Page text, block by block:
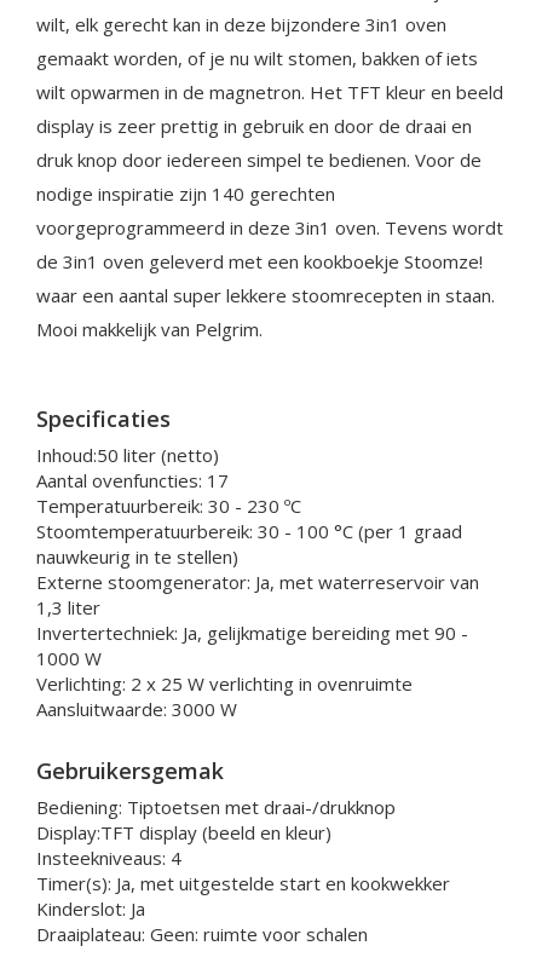
wilt, elk gerecht kan in deze bijzondere 3in1 oven
gemaakt worden, of je nu wilt stomen, bakken of iets
wilt opwarmen in de magnetron. Het TFT kleur en beeld
display is zeer prettig in gebruik en door de draai en
druk knop door iedereen simpel te bedienen. Voor de
nodige inspiratie zijn 140 gerechten
voorgeprogrammeerd in deze 3in1 oven. Tevens wordt
de 3in1 oven geleverd met een kookboekje Stoomze!
waar een aantal super lekkere stoomrecepten in staan.
Mooi makkelijk van Pelgrim.
Specificaties
Inhoud:50 liter (netto)
Aantal ovenfuncties: 17
Temperatuurbereik: 30 - 230 ºC
Stoomtemperatuurbereik: 30 - 100 °C (per 1 graad
nauwkeurig in te stellen)
Externe stoomgenerator: Ja, met waterreservoir van
1,3 liter
Invertertechniek: Ja, gelijkmatige bereiding met 90 -
1000 W
Verlichting: 2 x 25 W verlichting in ovenruimte
Aansluitwaarde: 3000 W
Gebruikersgemak
Bediening: Tiptoetsen met draai-/drukknop
Display:TFT display (beeld en kleur)
Insteekniveaus: 4
Timer(s): Ja, met uitgestelde start en kookwekker
Kinderslot: Ja
Draaiplateau: Geen: ruimte voor schalen